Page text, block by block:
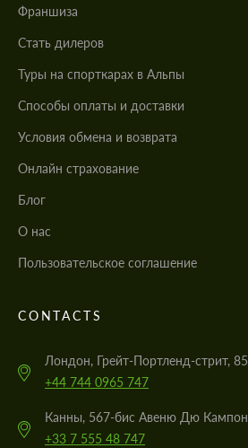
Франшиза
Стать дилеров
Туры на спорткарах в Альпы
Cпособы оплаты и доставки
Условия обмена и возврата
Онлайн страхование
Блог
О нас
Пользовательское соглашение
CONTACTS
Лондон, Грейт-Портленд-стрит, 85
+44 744 0965 747
Канны, 567-бис Авеню Дю Кампон
+33 7 555 48 747